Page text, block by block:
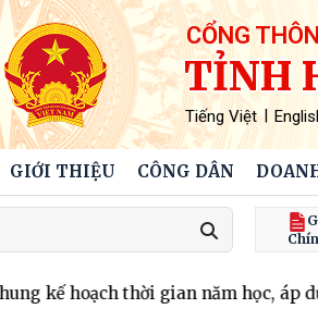
CỔNG
TỈNH
Tiếng Việt |
GIỚI THIỆU CÔNG DÂN
kế hoạch thời gian năm học, áp